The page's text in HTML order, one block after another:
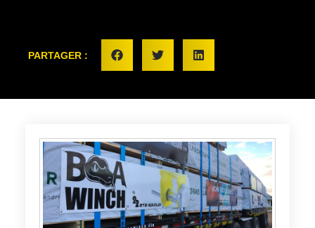
PARTAGER :